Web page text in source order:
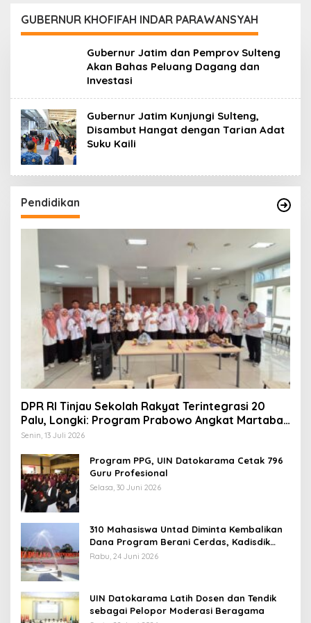
GUBERNUR KHOFIFAH INDAR PARAWANSYAH
Gubernur Jatim dan Pemprov Sulteng
Akan Bahas Peluang Dagang dan
Investasi
Gubernur Jatim Kunjungi Sulteng,
Disambut Hangat dengan Tarian Adat
Suku Kaili
Pendidikan
DPR RI Tinjau Sekolah Rakyat Terintegrasi 20
Palu, Longki: Program Prabowo Angkat Martabat
Anak Miskin
Senin, 13 Juli 2026
Program PPG, UIN Datokarama Cetak 796
Guru Profesional
Selasa, 30 Juni 2026
310 Mahasiswa Untad Diminta Kembalikan
Dana Program Berani Cerdas, Kadisdik
Sulteng: Tidak Boleh Terima Beasiswa
Rabu, 24 Juni 2026
UIN Datokarama Latih Dosen dan Tendik
sebagai Pelopor Moderasi Beragama